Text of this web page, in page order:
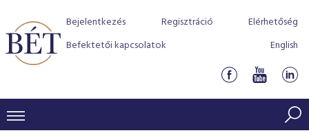
Bejelentkezés Regisztráció
Elérhetőség
Befektetői kapcsolatok
English